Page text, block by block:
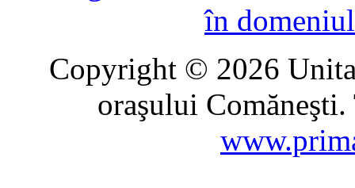
în
Copyright © 2026
oraşului